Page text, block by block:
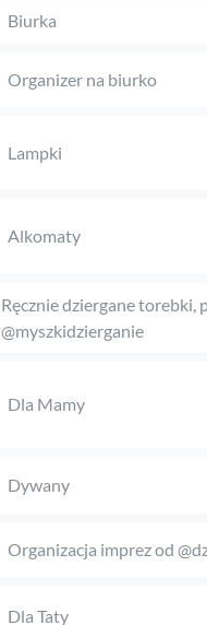
Biurka
Organizer na biurko
Lampki
Alkomaty
Ręcznie dziergane torebki,
@myszkidzierganie
Dla Mamy
Dywany
Organizacja imprez od
Dla Taty